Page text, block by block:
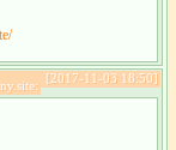
[2017-11-03 18:50]